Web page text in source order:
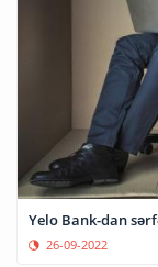
Yelo Bank-dan
26-09-2022